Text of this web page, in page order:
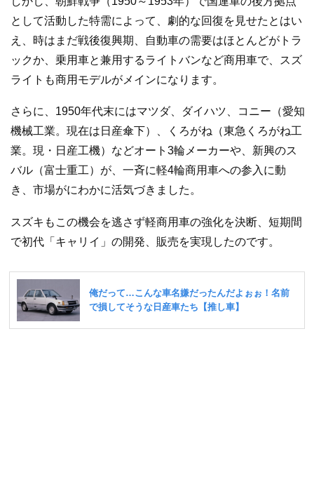
として活動した特需によって、劇的な回復を見せたとはい
え、時はまだ戦後復興期、自動車の需要はほとんどがトラ
ックか、乗用車と兼用するライトバンなど商用車で、スズ
ライトも商用モデルがメインになります。
さらに、1950年代末にはマツダ、ダイハツ、コニー（愛知
機械工業。現在は日産傘下）、くろがね（東急くろがね工
業。現・日産工機）などオート3輪メーカーや、新興のス
バル（富士重工）が、一斉に軽4輪商用車への参入に動
き、市場がにわかに活気づきました。
スズキもこの機会を逃さず軽商用車の強化を決断、短期間
で初代「キャリイ」の開発、販売を実現したのです。